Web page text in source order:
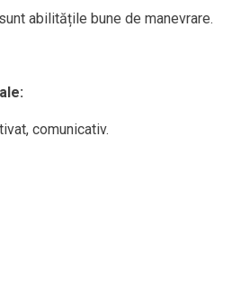
abilitățile bune de manevrare.
comunicativ.